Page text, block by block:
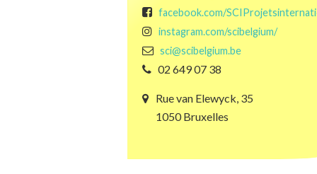
facebook.com/
instagram.com/scibelgium/
sci@scibelgium.be
02 649 07 38
Rue van Elewyck, 35
1050 Bruxelles